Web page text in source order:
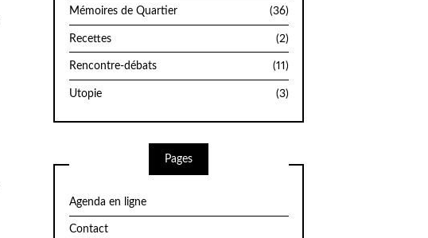
Mémoires de Quartier (36)
Recettes (2)
Rencontre-débats (11)
Utopie (3)
Pages
Agenda en ligne
Contact